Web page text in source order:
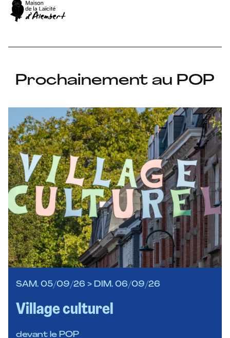
Prochainement au POP
SAM. 05/09/26 > DIM. 06/09/26
Village culturel
devant le POP